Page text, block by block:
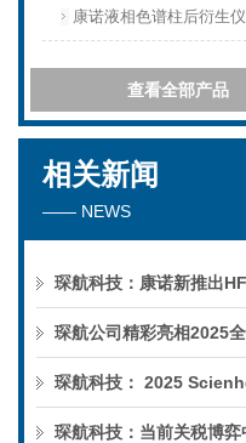
康诺液相色谱柱后衍生仪
查看全部产品
相关新闻
—— NEWS